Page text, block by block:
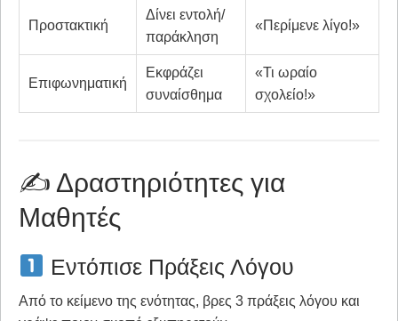
Προστακτική
Δίνει εντολή/
παράκληση
«Περίμενε λίγο!»
Επιφωνηματική
Εκφράζει
συναίσθημα
«Τι ωραίο
σχολείο!»
✍️ Δραστηριότητες για
Μαθητές
Εντόπισε Πράξεις Λόγου
Από το κείμενο της ενότητας, βρες 3 πράξεις λόγου και